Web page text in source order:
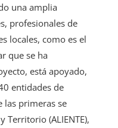
una amplia
profesionales de
locales, como es el
que se ha
está apoyado,
entidades de
las primeras se
Territorio (ALIENTE),